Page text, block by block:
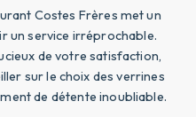
Costes Frères met un
un service irréprochable.
de votre satisfaction,
sur le choix des verrines
de détente inoubliable.